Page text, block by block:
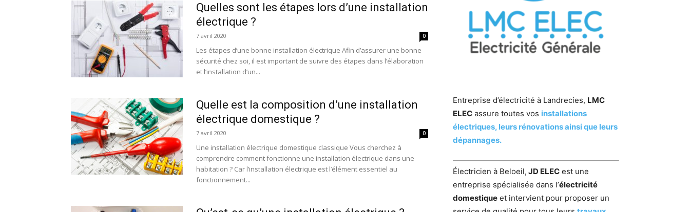
Quelles sont les étapes lors d’une installation
électrique ?
7 avril 2020 0
Les étapes d’une bonne installation électrique Afin d’assurer une bonne
sécurité chez soi, il est important de suivre des étapes dans l’élaboration
et l’installation d’un...
Quelle est la composition d’une installation
électrique domestique ?
7 avril 2020 0
Une installation électrique domestique classique Vous cherchez à
comprendre comment fonctionne une installation électrique dans une
habitation ? Car l’installation électrique est l’élément essentiel au
fonctionnement...
Entreprise d’électricité à Landrecies, LMC
ELEC assure toutes vos installations
électriques, leurs rénovations ainsi que leurs
dépannages.
Électricien à Beloeil, JD ELEC est une
entreprise spécialisée dans l’électricité
domestique et intervient pour proposer un